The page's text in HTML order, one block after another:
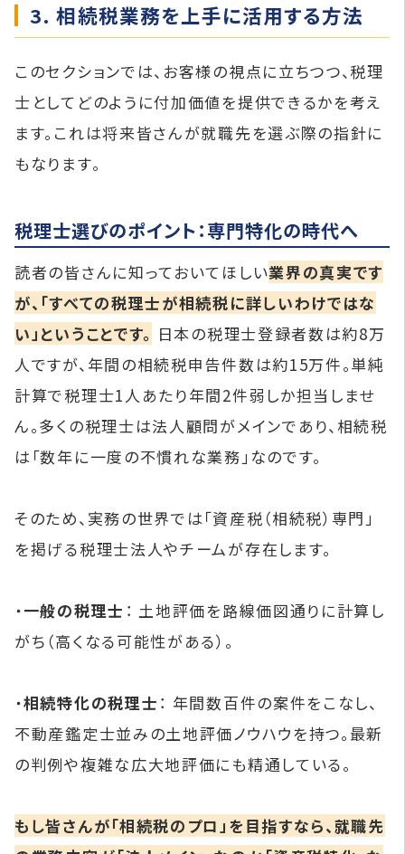
3. 相続税業務を上手に活用する方法
このセクションでは、お客様の視点に立ちつつ、税理
士としてどのように付加価値を提供できるかを考え
ます。これは将来皆さんが就職先を選ぶ際の指針に
もなります。
税理士選びのポイント：専門特化の時代へ
読者の皆さんに知っておいてほしい業界の真実です
が、「すべての税理士が相続税に詳しいわけではな
い」ということです。 日本の税理士登録者数は約8万
人ですが、年間の相続税申告件数は約15万件。単純
計算で税理士1人あたり年間2件弱しか担当しませ
ん。多くの税理士は法人顧問がメインであり、相続税
は「数年に一度の不慣れな業務」なのです。
そのため、実務の世界では「資産税（相続税）専門」
を掲げる税理士法人やチームが存在します。
・一般の税理士 ： 土地評価を路線価図通りに計算し
がち（高くなる可能性がある）。
・相続特化の税理士 ： 年間数百件の案件をこなし、
不動産鑑定士並みの土地評価ノウハウを持つ。最新
の判例や複雑な広大地評価にも精通している。
もし皆さんが「相続税のプロ」を目指すなら、就職先